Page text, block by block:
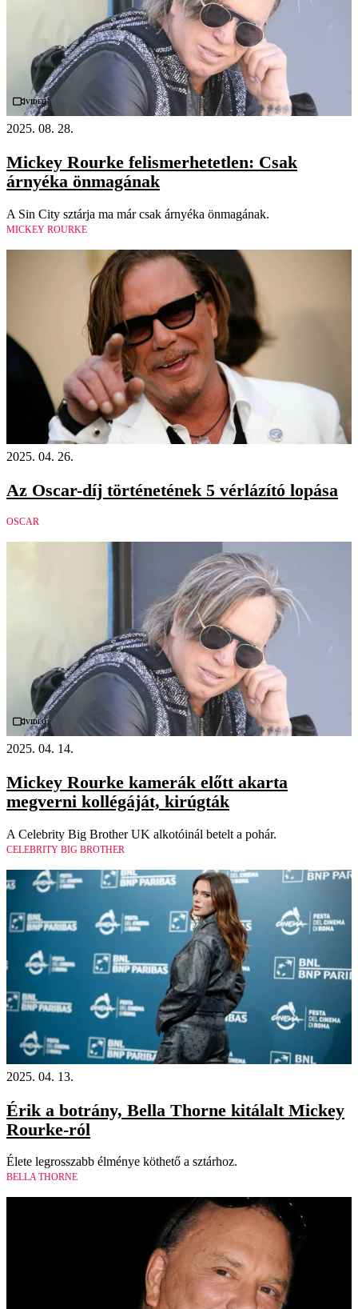
Videó
2025. 08. 28.
Mickey Rourke felismerhetetlen: Csak
árnyéka önmagának
A Sin City sztárja ma már csak árnyéka önmagának.
MICKEY ROURKE
2025. 04. 26.
Az Oscar-díj történetének 5 vérlázító lopása
OSCAR
Videó
2025. 04. 14.
Mickey Rourke kamerák előtt akarta
megverni kollégáját, kirúgták
A Celebrity Big Brother UK alkotóinál betelt a pohár.
CELEBRITY BIG BROTHER
2025. 04. 13.
Érik a botrány, Bella Thorne kitálalt Mickey
Rourke-ról
Élete legrosszabb élménye köthető a sztárhoz.
BELLA THORNE